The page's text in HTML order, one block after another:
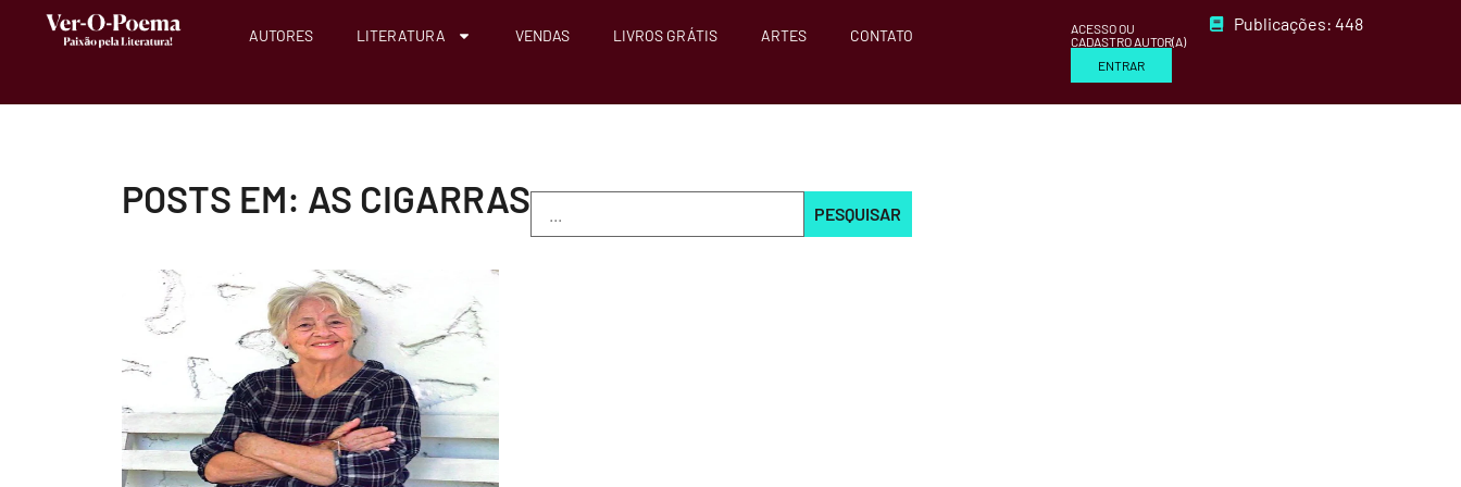
AUTORES LITERATURA VENDAS LIVROS GRÁTIS ARTES CONTATO
ACESSO OU
CADASTRO AUTOR(A)
ENTRAR
Publicações: 448
POSTS EM: AS CIGARRAS PESQUISAR